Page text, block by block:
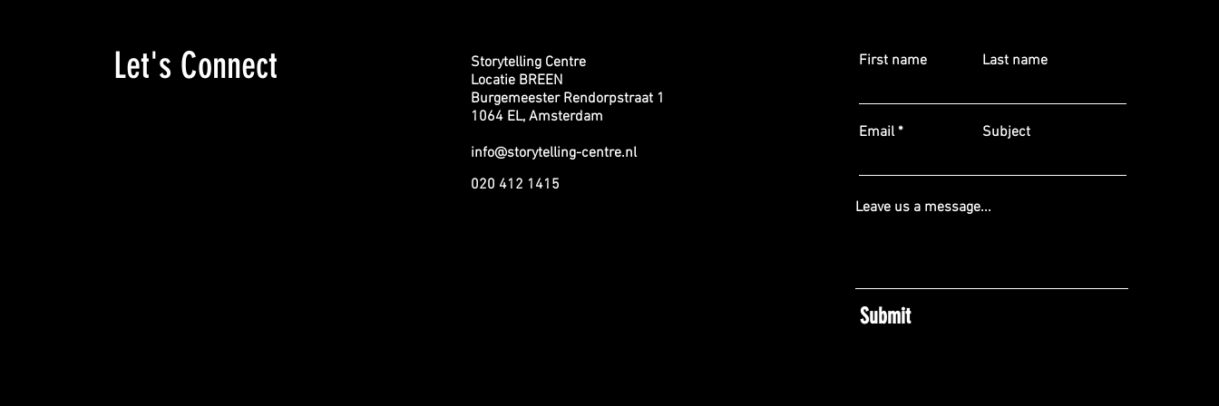
Let's Connect
Storytelling Centre
Locatie BREEN
Burgemeester Rendorpstraat 1
1064 EL, Amsterdam
info@storytelling-centre.nl
020 412 1415
First name Last name
Email Subject
Leave us a message...
Submit